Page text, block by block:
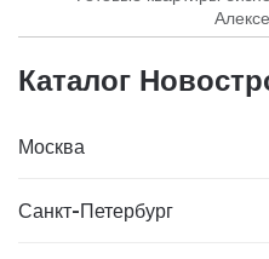
Каталог
Москва
Санкт-Петербург